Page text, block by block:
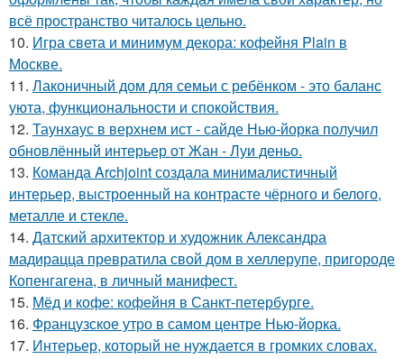
всё пространство читалось цельно.
10. Игра света и минимум декора: кофейня Plain в
Москве.
11. Лаконичный дом для семьи с ребёнком - это баланс
уюта, функциональности и спокойствия.
12. Таунхаус в верхнем ист - сайде Нью-йорка получил
обновлённый интерьер от Жан - Луи деньо.
13. Команда Archjoint создала минималистичный
интерьер, выстроенный на контрасте чёрного и белого,
металле и стекле.
14. Датский архитектор и художник Александра
мадирацца превратила свой дом в хеллерупе, пригороде
Копенгагена, в личный манифест.
15. Мёд и кофе: кофейня в Санкт-петербурге.
16. Французское утро в самом центре Нью-йорка.
17. Интерьер, который не нуждается в громких словах.